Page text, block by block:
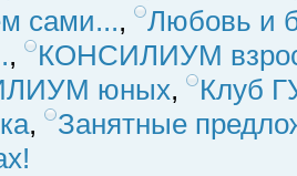
сами...,
Любовь и
,
КОНСИЛИУМ
юных,
Клуб
,
Занятные